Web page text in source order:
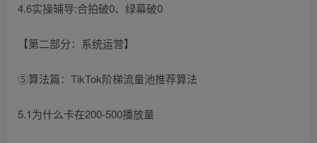
4.6实操辅导:合拍破0、绿幕破0
【第二部分：系统运营】
⑤算法篇：TikTok阶梯流量池推荐算法
5.1为什么卡在200-500播放量